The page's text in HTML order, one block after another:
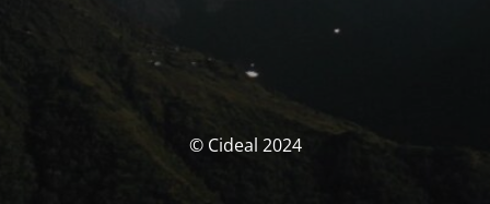
© Cideal 2024